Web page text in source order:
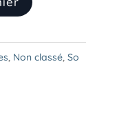
, Non classé, So